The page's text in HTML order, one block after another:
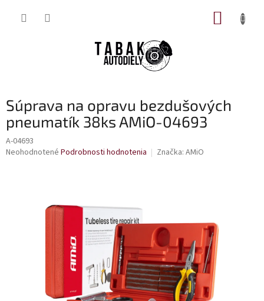
Súprava na opravu bezdušových
pneumatík 38ks AMiO-04693
A-04693
Priemerné
Neohodnotené Podrobnosti hodnotenia Značka: AMiO